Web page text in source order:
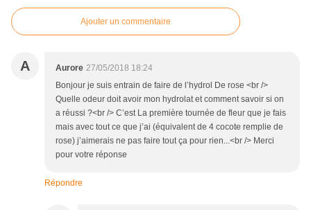
Ajouter un commentaire
A Aurore 27/05/2018 18:24
Bonjour je suis entrain de faire de l’hydrol De rose <br />
Quelle odeur doit avoir mon hydrolat et comment savoir si on
a réussi ?<br /> C’est La première tournée de fleur que je fais
mais avec tout ce que j’ai (équivalent de 4 cocote remplie de
rose) j’aimerais ne pas faire tout ça pour rien...<br /> Merci
pour votre réponse
Répondre